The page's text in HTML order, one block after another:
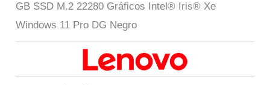
GB SSD M.2 22280 Gráficos Intel® Iris® Xe
Windows 11 Pro DG Negro